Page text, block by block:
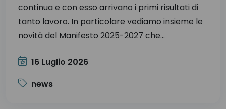
continua e con esso arrivano i primi risultati di
tanto lavoro. In particolare vediamo insieme le
novità del Manifesto 2025-2027 che...
16 Luglio 2026
news